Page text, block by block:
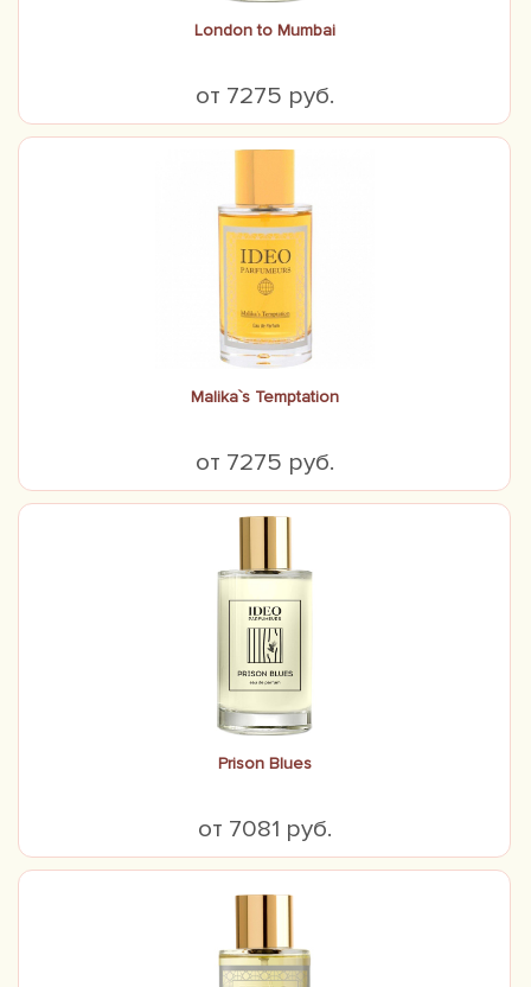
London to Mumbai
от 7275 руб.
Malika`s Temptation
от 7275 руб.
Prison Blues
от 7081 руб.